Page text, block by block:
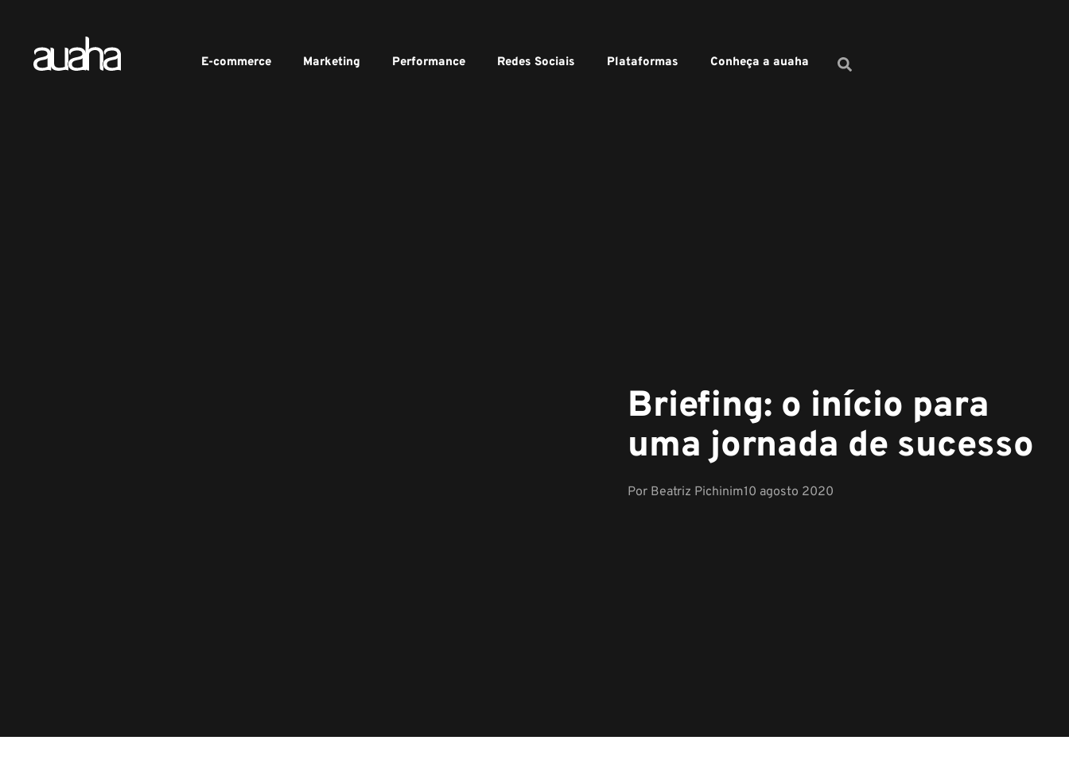
E-commerce Marketing Performance Redes Sociais Plataformas Conheça a auaha
Briefing: o início para
uma jornada de sucesso
Por Beatriz Pichinim10 agosto 2020